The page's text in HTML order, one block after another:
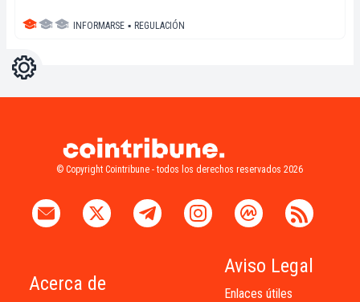
INFORMARSE ▪ REGULACIÓN
Ajustes
© Copyright Cointribune - todos los derechos reservados 2026
Acerca de
Aviso Legal
Enlaces útiles